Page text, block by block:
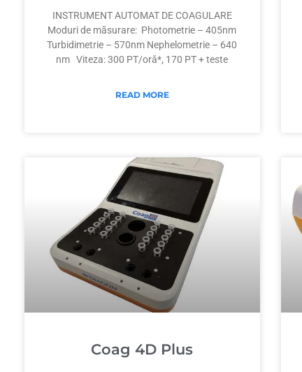
INSTRUMENT AUTOMAT DE COAGULARE
Moduri de măsurare: Photometrie – 405nm
Turbidimetrie – 570nm Nephelometrie – 640
nm Viteza: 300 PT/oră*, 170 PT + teste
READ MORE
Coag 4D Plus